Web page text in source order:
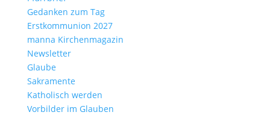
Gedanken zum Tag
Erst­kom­mu­nion 2027
manna Kirchen­ma­gazin
News­letter
Glaube
Sakra­mente
Katho­lisch werden
Vorbilder im Glauben